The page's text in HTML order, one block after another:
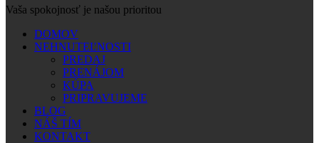
Vaša spokojnosť je našou prioritou
DOMOV
NEHNUTEĽNOSTI
PREDAJ
PRENÁJOM
KÚPA
PRIPRAVUJEME
BLOG
NÁŠ TÍM
KONTAKT